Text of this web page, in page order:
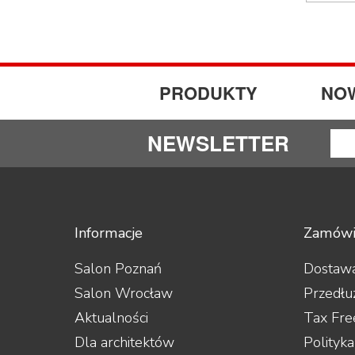
JL Audio
Keces Audio
LAB12
Leben
Leica
LG
Lyngdorf
PRODUKTY
NEWSLETTER
Informacje
Salon Poznań
Salon Wrocław
Aktualności
Dla architektów
Tax